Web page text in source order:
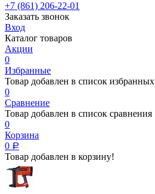
+7 (861) 206-22-01
Заказать звонок
Вход
Каталог товаров
Акции
0
Избранные
Товар добавлен в список избранных
0
Сравнение
Товар добавлен в список сравнения
0
Корзина
0 Р
Товар добавлен в корзину!